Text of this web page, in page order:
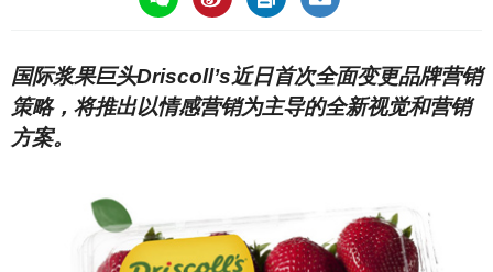
国际浆果巨头Driscoll’s近日首次全面变更品牌营销
策略，将推出以情感营销为主导的全新视觉和营销
方案。